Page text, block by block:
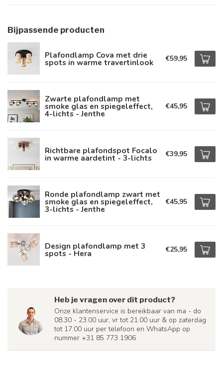
Bijpassende producten
Plafondlamp Cova met drie
spots in warme travertinlook €59,95
Zwarte plafondlamp met
smoke glas en spiegeleffect,
4-lichts - Jenthe
€45,95
Richtbare plafondspot Focalo
in warme aardetint - 3-lichts €39,95
Ronde plafondlamp zwart met
smoke glas en spiegeleffect,
3-lichts - Jenthe
€45,95
Design plafondlamp met 3
spots - Hera €25,95
Heb je vragen over dit product?
Onze klantenservice is bereikbaar van ma - do
08.30 - 23.00 uur, vr tot 21.00 uur & op zaterdag
tot 17.00 uur per telefoon en WhatsApp op
nummer +31 85 773 1906